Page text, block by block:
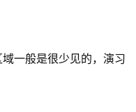
一般是很少见的，演习